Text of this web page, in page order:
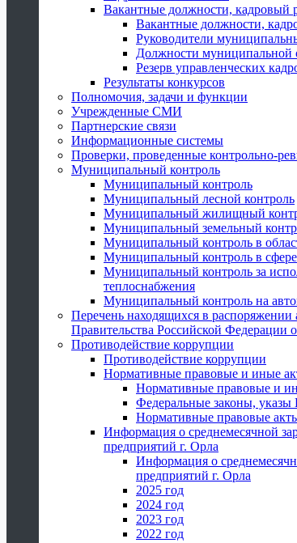
Вакантные должности, кадровый
Вакантные должности,
Руководители
Должности муниципальной
Резерв управленческих
Результаты конкурсов
Полномочия, задачи и функции
Учрежденные СМИ
Партнерские связи
Информационные системы
Проверки, проведенные контрольно-
Муниципальный контроль
Муниципальный контроль
Муниципальный лесной контроль
Муниципальный жилищный
Муниципальный земельный
Муниципальный контроль в
Муниципальный контроль в сфере
Муниципальный контроль за
теплоснабжения
Муниципальный контроль на
Перечень находящихся в
Правительства Российской Федерации
Противодействие коррупции
Противодействие коррупции
Нормативные правовые и иные
Нормативные правовые и
Федеральные законы,
Нормативные правовые
Информация о среднемесячной
предприятий г. Орла
Информация о
предприятий г. Орла
2025 год
2024 год
2023 год
2022 год